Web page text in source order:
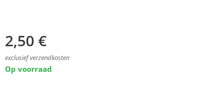
2,50 €
exclusief verzendkosten
Op voorraad